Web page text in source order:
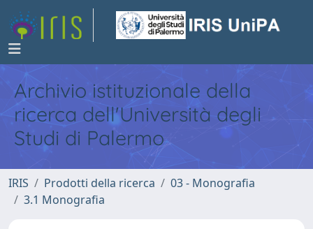
Archivio istituzionale della
ricerca dell'Università degli
Studi di Palermo
IRIS Prodotti della ricerca
03 - Monografia
3.1 Monografia